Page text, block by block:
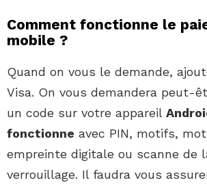
Comment fonctionne le
mobile ?
Quand on vous le demande,
Visa. On vous demandera peut-
un code sur votre appareil
fonctionne avec PIN, motifs,
empreinte digitale ou scanne de
verrouillage. Il faudra vous